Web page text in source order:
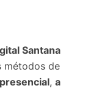
Santana
métodos de
presencial, a